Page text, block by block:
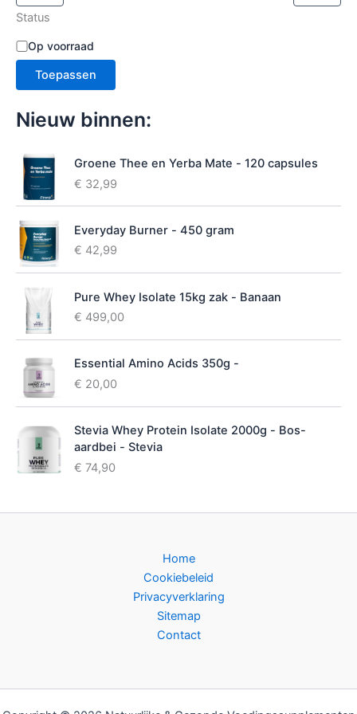
c
e
r
n
Status
B
e
c
i
r
h
e
d
Op voorraad
Toepassen
Nieuw binnen:
Groene Thee en Yerba Mate - 120 capsules
€ 32,99
Everyday Burner - 450 gram
€ 42,99
Pure Whey Isolate 15kg zak - Banaan
€ 499,00
Essential Amino Acids 350g -
€ 20,00
Stevia Whey Protein Isolate 2000g - Bos-
aardbei - Stevia
€ 74,90
Home
Cookiebeleid
Privacyverklaring
Sitemap
Contact